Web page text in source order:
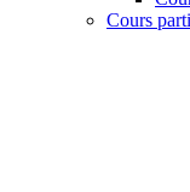
Cours